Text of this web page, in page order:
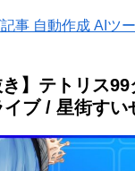
事 自動作成 AIツ
き】テトリス
ブ / 星街すい